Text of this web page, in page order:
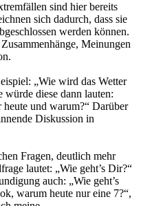
sind hier bereits
sich dadurch, dass sie
werden können.
Meinungen
„Wie wird das Wetter
diese dann lauten:
und warum?“ Darüber
Diskussion in
Fragen, deutlich mehr
lautet: „Wie geht’s Dir?“
auch: „Wie geht’s
warum heute nur eine 7?“,